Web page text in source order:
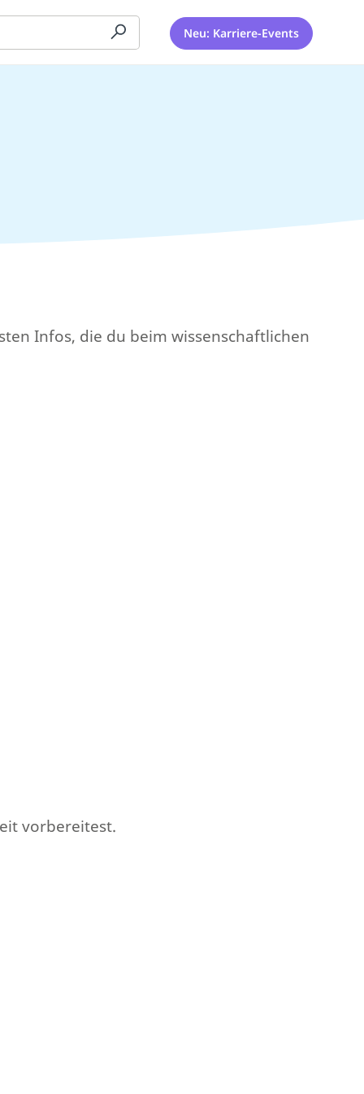
Neu: Karriere-Events
Infos, die du beim wissenschaftlichen
vorbereitest.